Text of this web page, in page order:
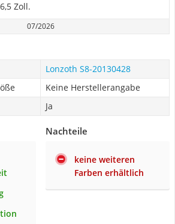
Zoll.
07/2026
Lonzoth S8-20130428
Keine Herstellerangabe
Ja
Nachteile
keine weiteren
Farben erhältlich